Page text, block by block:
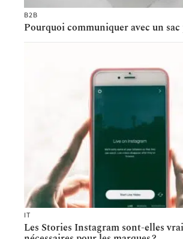
B2B
Pourquoi communiquer avec un
IT
Les Stories Instagram sont-elles